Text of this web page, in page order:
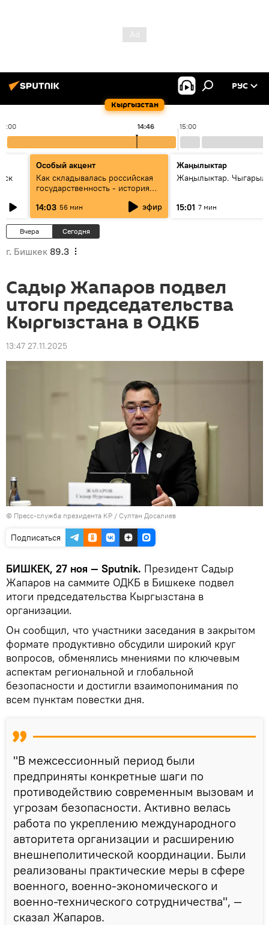
Кыргызстан
РУС
14:00 15:00
14:46
Особый акцент
Как складывалась российская
государственность - история
России и геополитика Евразии
глазами аналитиков
14:03 56 мин эфир
Жаңылыктар
Жаңылыктар.
15:01 7 мин
Вчера Сегодня
г. Бишкек 89.3
Садыр Жапаров подвел
итоги председательства
Кыргызстана в ОДКБ
13:47 27.11.2025
© Пресс-служба президента КР / Султан Досалиев
Подписаться
БИШКЕК, 27 ноя — Sputnik. Президент Садыр
Жапаров на саммите ОДКБ в Бишкеке подвел
итоги председательства Кыргызстана в
организации.
Он сообщил, что участники заседания в закрытом
формате продуктивно обсудили широкий круг
вопросов, обменялись мнениями по ключевым
аспектам региональной и глобальной
безопасности и достигли взаимопонимания по
всем пунктам повестки дня.
"В межсессионный период были
предприняты конкретные шаги по
противодействию современным вызовам и
угрозам безопасности. Активно велась
работа по укреплению международного
авторитета организации и расширению
внешнеполитической координации. Были
реализованы практические меры в сфере
военного, военно-экономического и
военно-технического сотрудничества", —
сказал Жапаров.